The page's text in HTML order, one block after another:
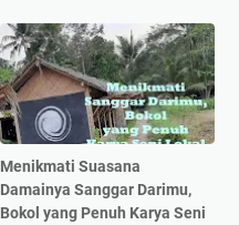
Menikmati Suasana
Damainya Sanggar Darimu,
Bokol yang Penuh Karya Seni